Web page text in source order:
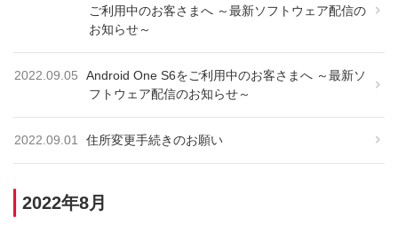
ご利用中のお客さまへ ～最新ソフトウェア配信の
お知らせ～
2022.09.05
Android One S6をご利用中のお客さまへ ～最新ソ
フトウェア配信のお知らせ～
2022.09.01 住所変更手続きのお願い
2022年8月